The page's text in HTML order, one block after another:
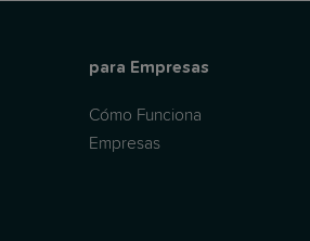
para Empresas
Cómo Funciona
Empresas